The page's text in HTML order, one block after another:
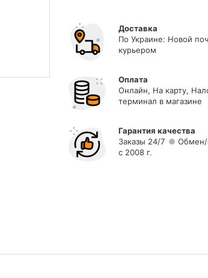
Доставка
По Украине: Новой
курьером
Оплата
Онлайн, На карту,
терминал в магазине
Гарантия качества
Заказы 24/7
Обмен/
с 2008 г.